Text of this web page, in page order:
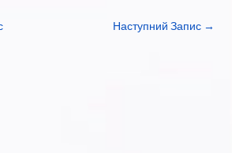
Наступний Запис →